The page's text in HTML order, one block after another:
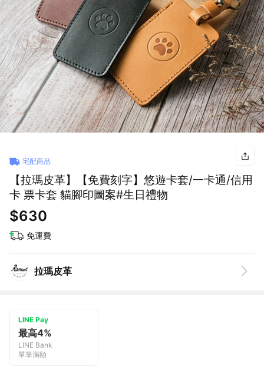
宅配商品
【拉瑪皮革】【免費刻字】悠遊卡套/一卡通/信用
卡 票卡套 貓腳印圖案#生日禮物
$630
免運費
拉瑪皮革
LINE Pay
最高4%
LINE Bank
單筆滿額